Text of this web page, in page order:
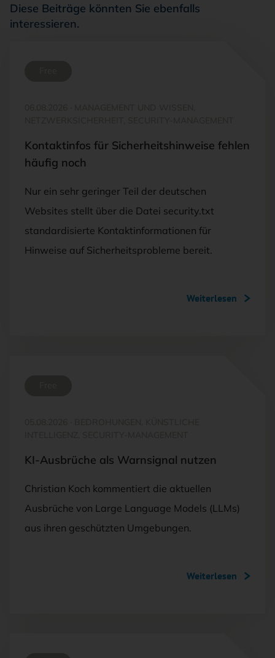
Diese Beiträge könnten Sie ebenfalls
interessieren.
Kontaktinfos für Sicherheitshinweise fehlen
häufig noch
Nur ein sehr geringer Teil der deutschen
Websites stellt über die Datei security.txt
standardisierte Kontaktinformationen für
Hinweise auf Sicherheitsprobleme bereit.
Weiterlesen
KI-Ausbrüche als Warnsignal nutzen
Christian Koch kommentiert die aktuellen
Ausbrüche von Large Language Models (LLMs)
aus ihren geschützten Umgebungen.
Weiterlesen